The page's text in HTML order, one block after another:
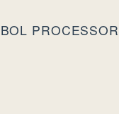
BOL PROCESSOR